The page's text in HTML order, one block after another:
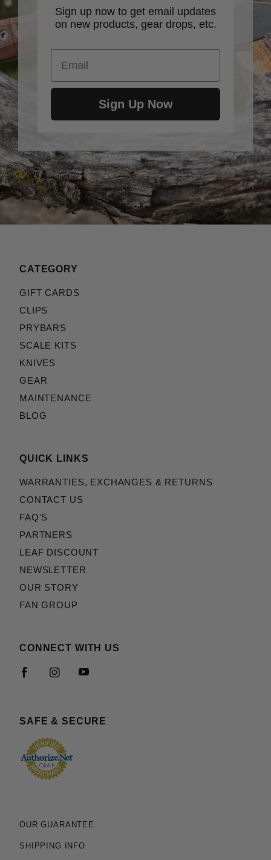
Sign up now to get email updates
on new products, gear drops, etc.
Email
Sign Up Now
CATEGORY
GIFT CARDS
CLIPS
PRYBARS
SCALE KITS
KNIVES
GEAR
MAINTENANCE
BLOG
QUICK LINKS
WARRANTIES, EXCHANGES & RETURNS
CONTACT US
FAQ'S
PARTNERS
LEAF DISCOUNT
NEWSLETTER
OUR STORY
FAN GROUP
CONNECT WITH US
SAFE & SECURE
OUR GUARANTEE
SHIPPING INFO